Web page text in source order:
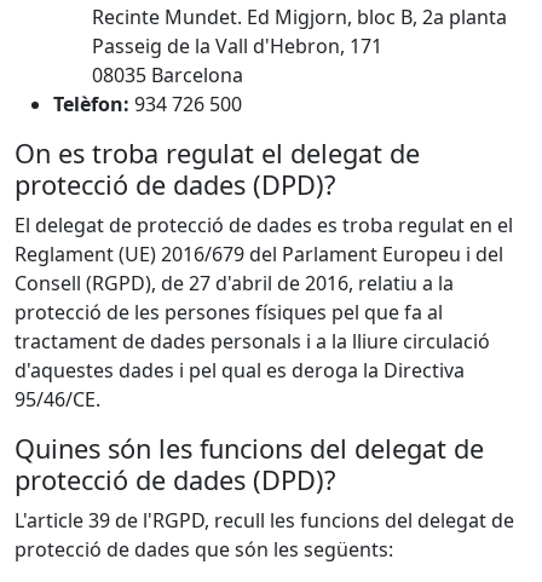
Recinte Mundet. Ed Migjorn, bloc B, 2a planta
Passeig de la Vall d'Hebron, 171
08035 Barcelona
Telèfon: 934 726 500
On es troba regulat el delegat de
protecció de dades (DPD)?
El delegat de protecció de dades es troba regulat en el
Reglament (UE) 2016/679 del Parlament Europeu i del
Consell (RGPD), de 27 d'abril de 2016, relatiu a la
protecció de les persones físiques pel que fa al
tractament de dades personals i a la lliure circulació
d'aquestes dades i pel qual es deroga la Directiva
95/46/CE.
Quines són les funcions del delegat de
protecció de dades (DPD)?
L'article 39 de l'RGPD, recull les funcions del delegat de
protecció de dades que són les següents: